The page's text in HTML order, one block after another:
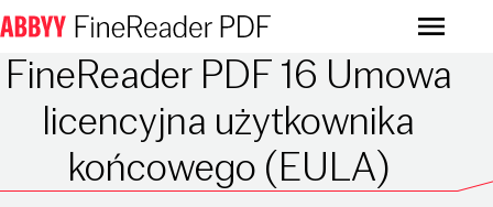
Menu
FineReader PDF 16 Umowa
licencyjna użytkownika
końcowego (EULA)